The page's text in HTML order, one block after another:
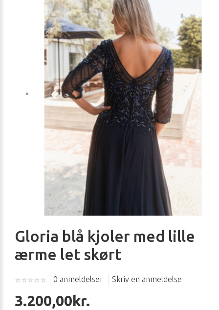
Gloria blå kjoler med lille
ærme let skørt
0 anmeldelser Skriv en anmeldelse
3.200,00kr.